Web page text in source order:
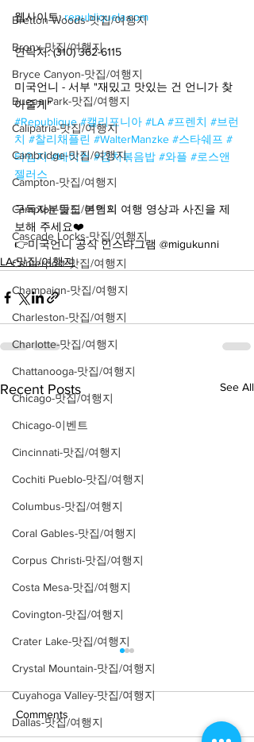
Bretton Woods-맛집/여행지
Bronx-맛집/여행지
Bryce Canyon-맛집/여행지
Buena Park-맛집/여행지
Calipatria-맛집/여행지
Cambridge-맛집/여행지
Campton-맛집/여행지
Campton-맛집/여행지
Cascade Locks-맛집/여행지
Centerport-맛집/여행지
Champaign-맛집/여행지
Charleston-맛집/여행지
Charlotte-맛집/여행지
Chattanooga-맛집/여행지
Chicago-맛집/여행지
Chicago-이벤트
Cincinnati-맛집/여행지
Cochiti Pueblo-맛집/여행지
Columbus-맛집/여행지
Coral Gables-맛집/여행지
Corpus Christi-맛집/여행지
Costa Mesa-맛집/여행지
Covington-맛집/여행지
Crater Lake-맛집/여행지
Crystal Mountain-맛집/여행지
Cuyahoga Valley-맛집/여행지
Dallas-맛집/여행지
웹사이트: republiquela.com
연락처: (310) 362-6115
미국언니 - 서부 "재밌고 맛있는 건 언니가 찾
아줄게"
#Republique #캘리포니아 #LA #프렌치 #브런
치 #찰리채플린 #WalterManzke #스타쉐프 #
타임지 #베이컨 #김치볶음밥 #와플 #로스앤
젤러스
구독자분들도 본인의 여행 영상과 사진을 제
보해 주세요❤️
👉미국언니 공식 인스타그램 @migukunni
LA-맛집/여행지
Recent Posts See All
Comments